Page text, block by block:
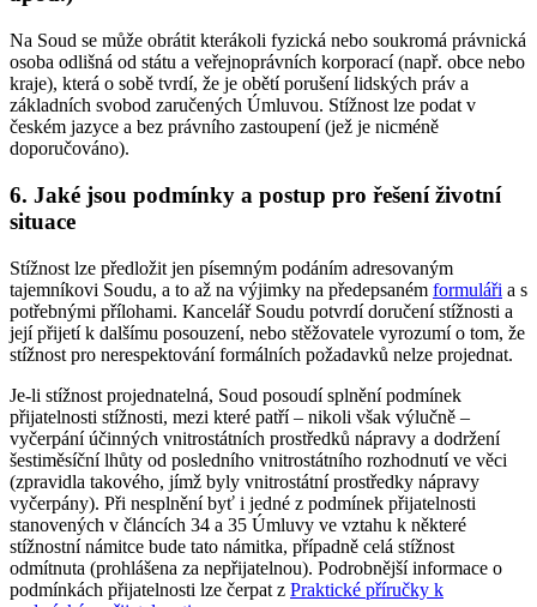
Na Soud se může obrátit kterákoli fyzická nebo soukromá právnická
osoba odlišná od státu a veřejnoprávních korporací (např. obce nebo
kraje), která o sobě tvrdí, že je obětí porušení lidských práv a
základních svobod zaručených Úmluvou. Stížnost lze podat v
českém jazyce a bez právního zastoupení (jež je nicméně
doporučováno).
6. Jaké jsou podmínky a postup pro řešení životní
situace
Stížnost lze předložit jen písemným podáním adresovaným
tajemníkovi Soudu, a to až na výjimky na předepsaném formuláři a s
potřebnými přílohami. Kancelář Soudu potvrdí doručení stížnosti a
její přijetí k dalšímu posouzení, nebo stěžovatele vyrozumí o tom, že
stížnost pro nerespektování formálních požadavků nelze projednat.
Je-li stížnost projednatelná, Soud posoudí splnění podmínek
přijatelnosti stížnosti, mezi které patří – nikoli však výlučně –
vyčerpání účinných vnitrostátních prostředků nápravy a dodržení
šestiměsíční lhůty od posledního vnitrostátního rozhodnutí ve věci
(zpravidla takového, jímž byly vnitrostátní prostředky nápravy
vyčerpány). Při nesplnění byť i jedné z podmínek přijatelnosti
stanovených v článcích 34 a 35 Úmluvy ve vztahu k některé
stížnostní námitce bude tato námitka, případně celá stížnost
odmítnuta (prohlášena za nepřijatelnou). Podrobnější informace o
podmínkách přijatelnosti lze čerpat z Praktické příručky k